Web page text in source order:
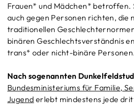
Frauen* und Mädchen* betroffen.
auch gegen Personen richten, die
traditionellen
binären Geschlechtsverständnis
trans* oder nicht-binäre
Nach sogenannten
Bundesministeriums für Familie,
Jugend erlebt mindestens jede